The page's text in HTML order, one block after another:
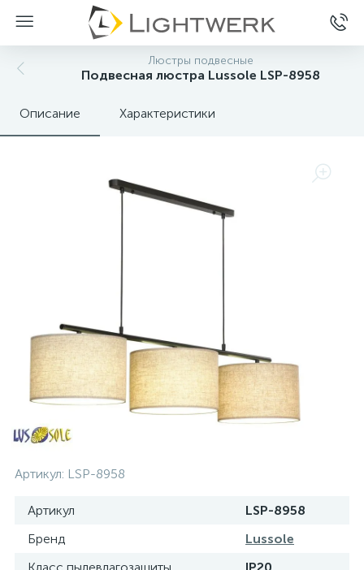
Люстры подвесные
Подвесная люстра Lussole LSP-8958
Описание Характеристики
Артикул: LSP-8958
Артикул
LSP-8958
Бренд
Lussole